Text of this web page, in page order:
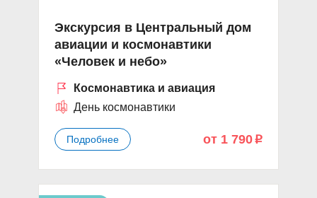
Экскурсия в Центральный дом
авиации и космонавтики
«Человек и небо»
Космонавтика и авиация
День космонавтики
Подробнее от 1 790 p